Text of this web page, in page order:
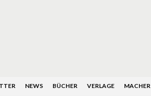
NEWS BÜCHER VERLAGE MACHER